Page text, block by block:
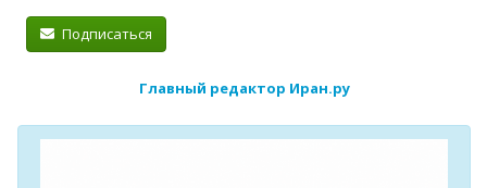
Подписаться
Главный редактор Иран.ру